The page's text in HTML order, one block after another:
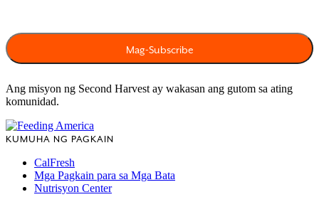
Ang misyon ng Second Harvest ay wakasan ang gutom sa ating
komunidad.
KUMUHA NG PAGKAIN
CalFresh
Mga Pagkain para sa Mga Bata
Nutrisyon Center